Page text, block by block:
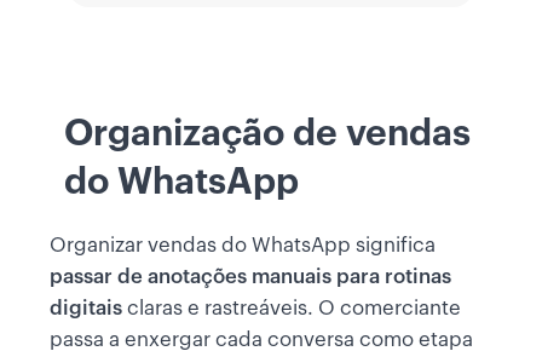
Organização de vendas
do WhatsApp
Organizar vendas do WhatsApp significa
passar de anotações manuais para rotinas
digitais claras e rastreáveis. O comerciante
passa a enxergar cada conversa como etapa